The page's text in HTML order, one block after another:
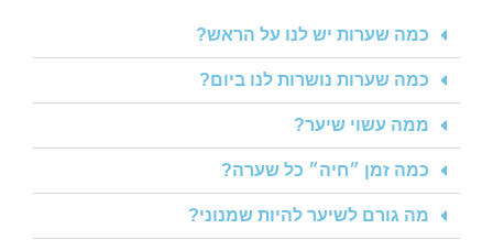
כמה שערות יש לנו על הראש?
כמה שערות נושרות לנו ביום?
ממה עשוי שיער?
כמה זמן ״חיה״ כל שערה?
מה גורם לשיער להיות שמנוני?